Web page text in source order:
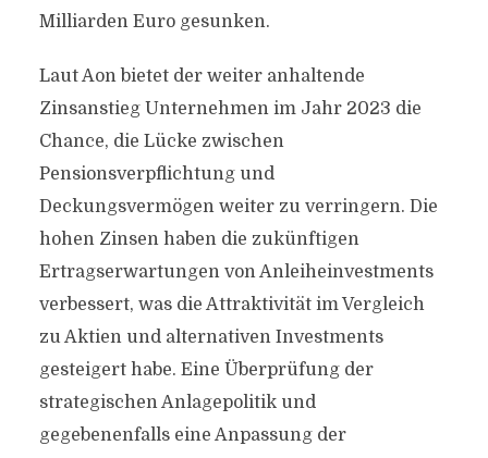
Milliarden Euro gesunken.
Laut Aon bietet der weiter anhaltende
Zinsanstieg Unternehmen im Jahr 2023 die
Chance, die Lücke zwischen
Pensionsverpflichtung und
Deckungsvermögen weiter zu verringern. Die
hohen Zinsen haben die zukünftigen
Ertragserwartungen von Anleiheinvestments
verbessert, was die Attraktivität im Vergleich
zu Aktien und alternativen Investments
gesteigert habe. Eine Überprüfung der
strategischen Anlagepolitik und
gegebenenfalls eine Anpassung der